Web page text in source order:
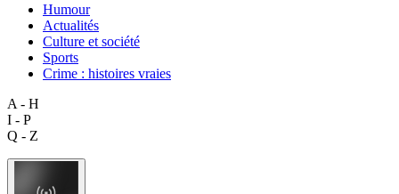
Humour
Actualités
Culture et société
Sports
Crime : histoires vraies
A - H
I - P
Q - Z